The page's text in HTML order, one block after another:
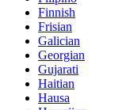
Finnish
Frisian
Galician
Georgian
Gujarati
Haitian
Hausa